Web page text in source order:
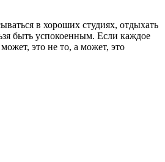
в хороших студиях, отдыхать
быть успокоенным. Если каждое
это не то, а может, это